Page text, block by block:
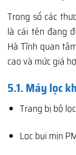
Trong số các
là cái tên đang
Hà Tĩnh quan
cao và mức giá
5.1. Máy lọc
Trang bị bộ
Lọc bụi mịn